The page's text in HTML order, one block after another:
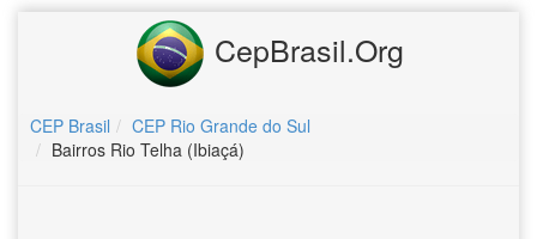
CepBrasil.Org
CEP Brasil
CEP Rio Grande do Sul
Bairros Rio Telha (Ibiaçá)